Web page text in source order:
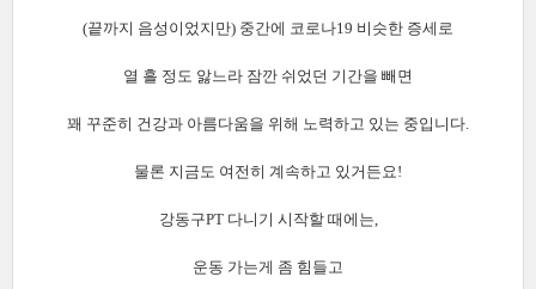
(끝까지 음성이었지만) 중간에 코로나19 비슷한 증세로
열 흘 정도 앓느라 잠깐 쉬었던 기간을 빼면
꽤 꾸준히 건강과 아름다움을 위해 노력하고 있는 중입니다.
물론 지금도 여전히 계속하고 있거든요!
강동구PT 다니기 시작할 때에는,
운동 가는게 좀 힘들고